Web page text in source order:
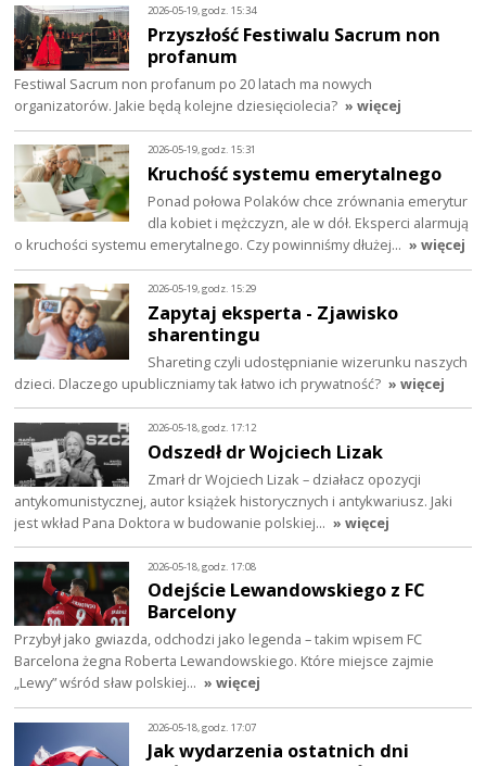
2026-05-19, godz. 15:34
Przyszłość Festiwalu Sacrum non
profanum
Festiwal Sacrum non profanum po 20 latach ma nowych
organizatorów. Jakie będą kolejne dziesięciolecia? » więcej
2026-05-19, godz. 15:31
Kruchość systemu emerytalnego
Ponad połowa Polaków chce zrównania emerytur
dla kobiet i mężczyzn, ale w dół. Eksperci alarmują
o kruchości systemu emerytalnego. Czy powinniśmy dłużej… » więcej
2026-05-19, godz. 15:29
Zapytaj eksperta - Zjawisko
sharentingu
Shareting czyli udostępnianie wizerunku naszych
dzieci. Dlaczego upubliczniamy tak łatwo ich prywatność? » więcej
2026-05-18, godz. 17:12
Odszedł dr Wojciech Lizak
Zmarł dr Wojciech Lizak – działacz opozycji
antykomunistycznej, autor książek historycznych i antykwariusz. Jaki
jest wkład Pana Doktora w budowanie polskiej… » więcej
2026-05-18, godz. 17:08
Odejście Lewandowskiego z FC
Barcelony
Przybył jako gwiazda, odchodzi jako legenda – takim wpisem FC
Barcelona żegna Roberta Lewandowskiego. Które miejsce zajmie
„Lewy” wśród sław polskiej… » więcej
2026-05-18, godz. 17:07
Jak wydarzenia ostatnich dni